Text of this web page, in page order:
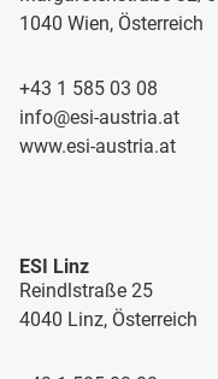
1040 Wien, Österreich
+43 1 585 03 08
info@esi-austria.at
www.esi-austria.at
ESI Linz
Reindlstraße 25
4040 Linz, Österreich